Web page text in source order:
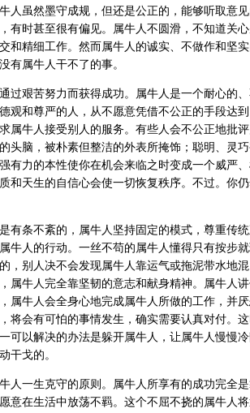
人虽然墨守成规，但还是公正的，能够听取意
有时甚至很有偏见。属牛人不圆滑，不知道关
和精细工作。然而属牛人的诚实、不做作和坚
有属牛人干不了的事。
艰苦努力而获得成功。属牛人是一个耐心的、
观和尊严的人，从不愿意凭借不公正的手段达
属牛人接受别人的服务。有些人会不公正地批
头脑，被朴素但整洁的外表所掩饰；聪明、灵
有力的本性使你在机会来临之时变成一个威严
和天生的自信心会使一切恢复秩序。不过。你
条不紊的，属牛人坚持固定的模式，尊重传统
牛人的行动。一丝不苟的属牛人懂得只有按步
，别人决不会发现属牛人靠运气或拖泥带水地
属牛人完全靠坚韧的意志和献身精神。属牛人
属牛人会全身心地完成属牛人所做的工作，并
将会有可怕的事情发生，确实需要认真对付。
可以解决的办法是躲开属牛人，让属牛人慢慢
干戈的。
一生克守的原则。属牛人所享有的成功完全是
意在生活中放荡不羁。这个不屈不挠的属牛人